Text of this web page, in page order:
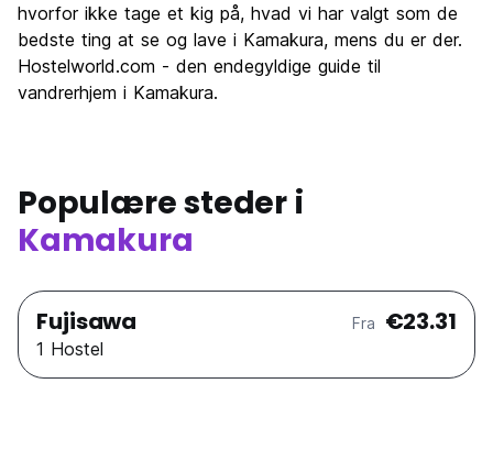
hvorfor ikke tage et kig på, hvad vi har valgt som de
bedste ting at se og lave i Kamakura, mens du er der.
Hostelworld.com - den endegyldige guide til
vandrerhjem i Kamakura.
Populære steder i
Kamakura
Fujisawa Fra €23.31
1 Hostel